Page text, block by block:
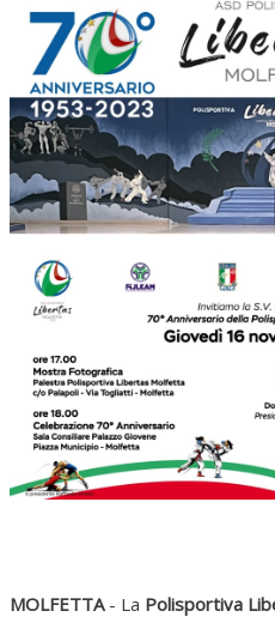
MOLFETTA- La Polisportiva